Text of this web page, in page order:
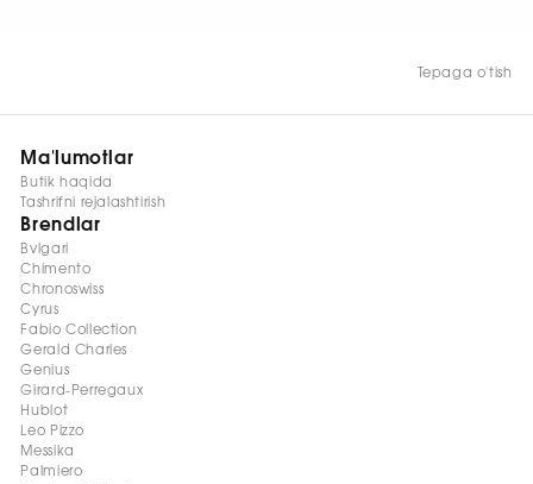
Tepaga o'tish
Ma'lumotlar
Butik haqida
Tashrifni rejalashtirish
Brendlar
Bvlgari
Chimento
Chronoswiss
Cyrus
Fabio Collection
Gerald Charles
Genius
Girard-Perregaux
Hublot
Leo Pizzo
Messika
Palmiero